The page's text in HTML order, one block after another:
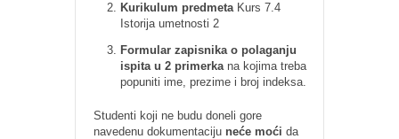
Kurikulum predmetaKurs 7.4
Istorija umetnosti 2
Formular zapisnika o polaganju
ispita u 2 primerkana kojima treba
popuniti ime, prezime i broj indeksa.
Studenti koji ne budu doneli gore
navedenu dokumentaciju neće moći da